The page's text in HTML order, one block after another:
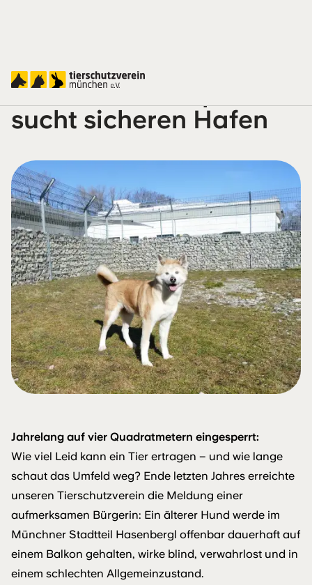
Überlebenskämpferin
sucht sicheren Hafen
Jahrelang auf vier Quadratmetern eingesperrt:
Wie viel Leid kann ein Tier ertragen – und wie lange
schaut das Umfeld weg? Ende letzten Jahres erreichte
unseren Tierschutzverein die Meldung einer
aufmerksamen Bürgerin: Ein älterer Hund werde im
Münchner Stadtteil Hasenbergl offenbar dauerhaft auf
einem Balkon gehalten, wirke blind, verwahrlost und in
einem schlechten Allgemeinzustand.